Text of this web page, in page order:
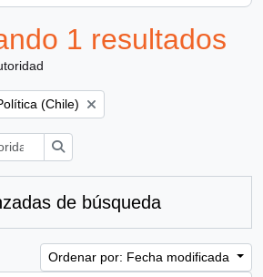
1 resultados
filter:
(Chile)
de búsqueda
Ordenar por: Fecha modificada